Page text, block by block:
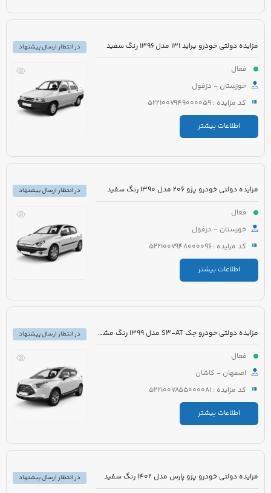
مزایده دولتی خودرو پراید 131 مدل 1396 رنگ سفید
فعال
خوزستان - دزفول
کد مزایده : 5221007949000059
اطلاعات بیشتر
در انتظار ارسال پیشنهاد
مزایده دولتی خودرو پژو 206 مدل 1390 رنگ سفید
فعال
خوزستان - دزفول
کد مزایده : 5221007948000096
اطلاعات بیشتر
در انتظار ارسال پیشنهاد
مزایده دولتی خودرو جک S3-AT مدل 1399 رنگ مشکی
فعال
اصفهان - کاشان
کد مزایده : 5221007855000081
اطلاعات بیشتر
در انتظار ارسال پیشنهاد
مزایده دولتی خودرو پژو پارس مدل 1402 رنگ سفید
در انتظار ارسال پیشنهاد